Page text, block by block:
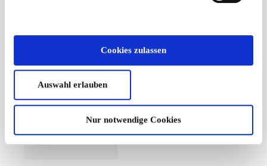
Cookies zulassen
Auswahl erlauben
Nur notwendige Cookies